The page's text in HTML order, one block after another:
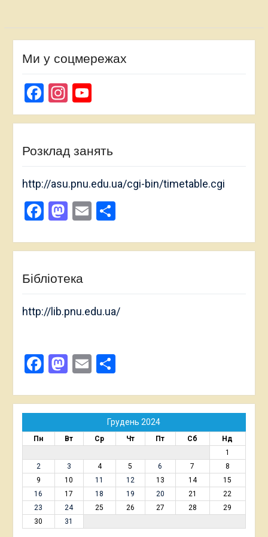
Ми у соцмережах
Facebook
Instagram
YouTube
Channel
Розклад занять
http://asu.pnu.edu.ua/cgi-bin/timetable.cgi
Facebook
Mastodon
EmailПоділитися
Бібліотека
http://lib.pnu.edu.ua/
Facebook
Mastodon
EmailПоділитися
Грудень 2024
Пн Вт Ср Чт Пт Сб
Нд
1
2
3 4 5 6 7
8
9
10 11 12 13 14
15
16
17 18 19 20 21
22
23
24 25 26 27 28
29
30
31